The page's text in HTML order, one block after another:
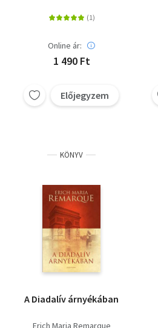
Online ár:
1 490 Ft
Előjegyzem
KÖNYV
A Diadalív árnyékában
Erich Maria Remarque